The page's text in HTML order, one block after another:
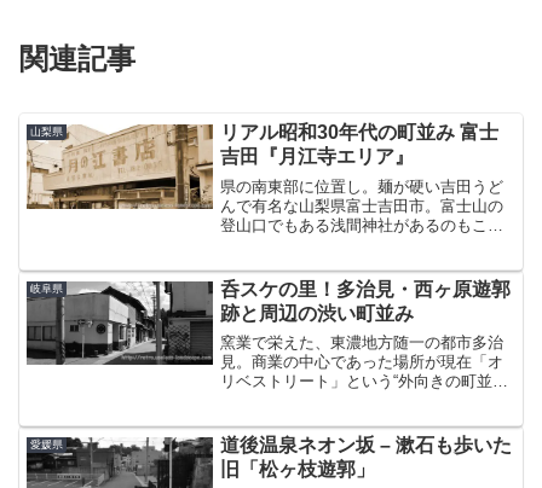
関連記事
山梨県
リアル昭和30年代の町並み 富士
吉田『月江寺エリア』
県の南東部に位置し。麺が硬い吉田うど
んで有名な山梨県富士吉田市。富士山の
登山口でもある浅間神社があるのもここ
面影を激しく残す月江寺エリアというそ
っちのほうでは有名な界隈...
岐阜県
呑スケの里！多治見・西ヶ原遊郭
跡と周辺の渋い町並み
窯業で栄えた、東濃地方随一の都市多治
見。商業の中心であった場所が現在「オ
リベストリート」という“外向きの町並
所を見てみることにする。もったいぶっ
てもしゃーないっすね。...
愛媛県
道後温泉ネオン坂 – 漱石も歩いた
旧「松ヶ枝遊郭」